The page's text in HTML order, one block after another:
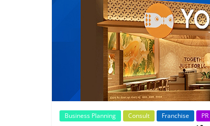
ธุรกิจ
ส
Business Planning Consult Franchise